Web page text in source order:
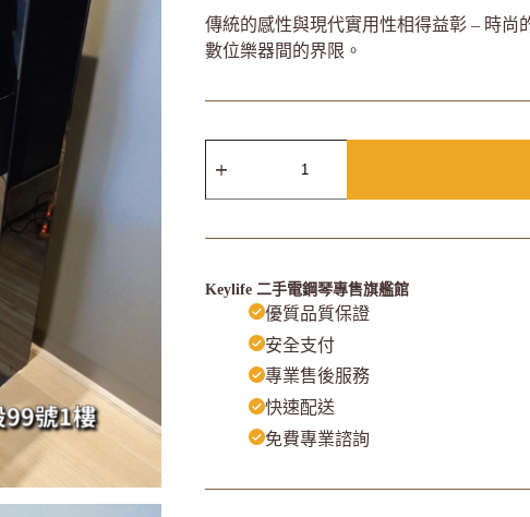
傳統的感性與現代實用性相得益彰 – 時尚
數位樂器間的界限。
Keylife 二手電鋼琴專售旗艦館
優質品質保證
安全支付
專業售後服務
快速配送
免費專業諮詢